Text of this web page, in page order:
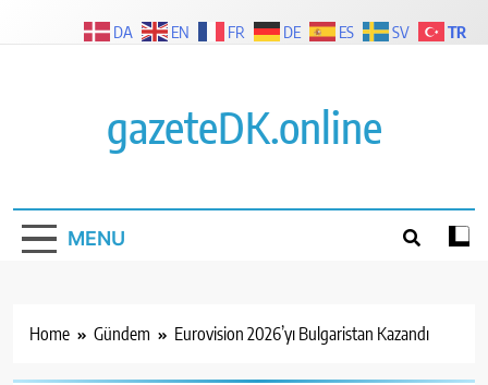
gazeteDK.online
MENU
Home Gündem Eurovision 2026’yı Bulgaristan Kazandı
DA EN FR DE ES SV TR